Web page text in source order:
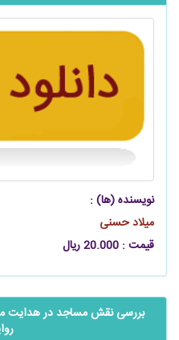
نویسنده (ها) :
میلاد حسنی
قیمت : 20.000 ریال
بررسی نقش مساجد در هدایت